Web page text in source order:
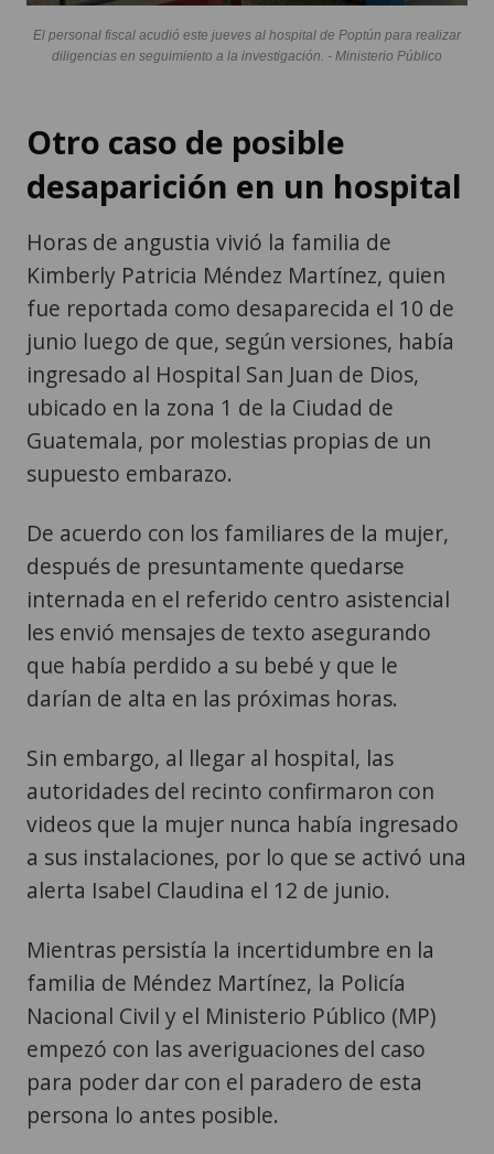
El personal fiscal acudió este jueves al hospital de Poptún para realizar
diligencias en seguimiento a la investigación. - Ministerio Público
Otro caso de posible
desaparición en un hospital
Horas de angustia vivió la familia de
Kimberly Patricia Méndez Martínez, quien
fue reportada como desaparecida el 10 de
junio luego de que, según versiones, había
ingresado al Hospital San Juan de Dios,
ubicado en la zona 1 de la Ciudad de
Guatemala, por molestias propias de un
supuesto embarazo.
De acuerdo con los familiares de la mujer,
después de presuntamente quedarse
internada en el referido centro asistencial
les envió mensajes de texto asegurando
que había perdido a su bebé y que le
darían de alta en las próximas horas.
Sin embargo, al llegar al hospital, las
autoridades del recinto confirmaron con
videos que la mujer nunca había ingresado
a sus instalaciones, por lo que se activó una
alerta Isabel Claudina el 12 de junio.
Mientras persistía la incertidumbre en la
familia de Méndez Martínez, la Policía
Nacional Civil y el Ministerio Público (MP)
empezó con las averiguaciones del caso
para poder dar con el paradero de esta
persona lo antes posible.